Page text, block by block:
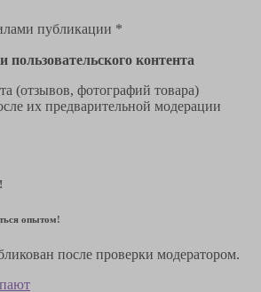
публикации *
контента
(отзывов, фотографий товара)
их предварительной модерации
опытом!
после проверки модератором.